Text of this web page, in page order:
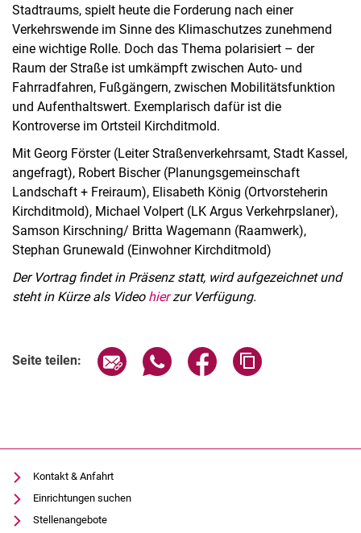
Stadtraums, spielt heute die Forderung nach einer
Verkehrswende im Sinne des Klimaschutzes zunehmend
eine wichtige Rolle. Doch das Thema polarisiert – der
Raum der Straße ist umkämpft zwischen Auto- und
Fahrradfahren, Fußgängern, zwischen Mobilitätsfunktion
und Aufenthaltswert. Exemplarisch dafür ist die
Kontroverse im Ortsteil Kirchditmold.
Mit Georg Förster (Leiter Straßenverkehrsamt, Stadt Kassel,
angefragt), Robert Bischer (Planungsgemeinschaft
Landschaft + Freiraum), Elisabeth König (Ortvorsteherin
Kirchditmold), Michael Volpert (LK Argus Verkehrpslaner),
Samson Kirschning/ Britta Wagemann (Raamwerk),
Stephan Grunewald (Einwohner Kirchditmold)
Der Vortrag findet in Präsenz statt, wird aufgezeichnet und
steht in Kürze als Video hierzur Verfügung.
Seite teilen: Seite über E-Mail teilen
Seite über WhatsApp teilen
Seite über Facebook
Kontakt & Anfahrt
Einrichtungen suchen
Stellenangebote